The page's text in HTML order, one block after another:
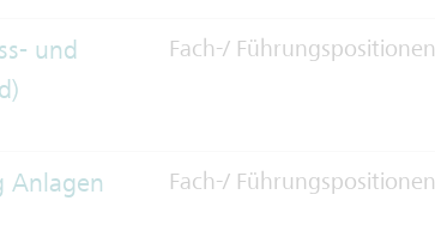
und
Fach-/ Führungspositionen
Anlagen
Fach-/ Führungspositionen